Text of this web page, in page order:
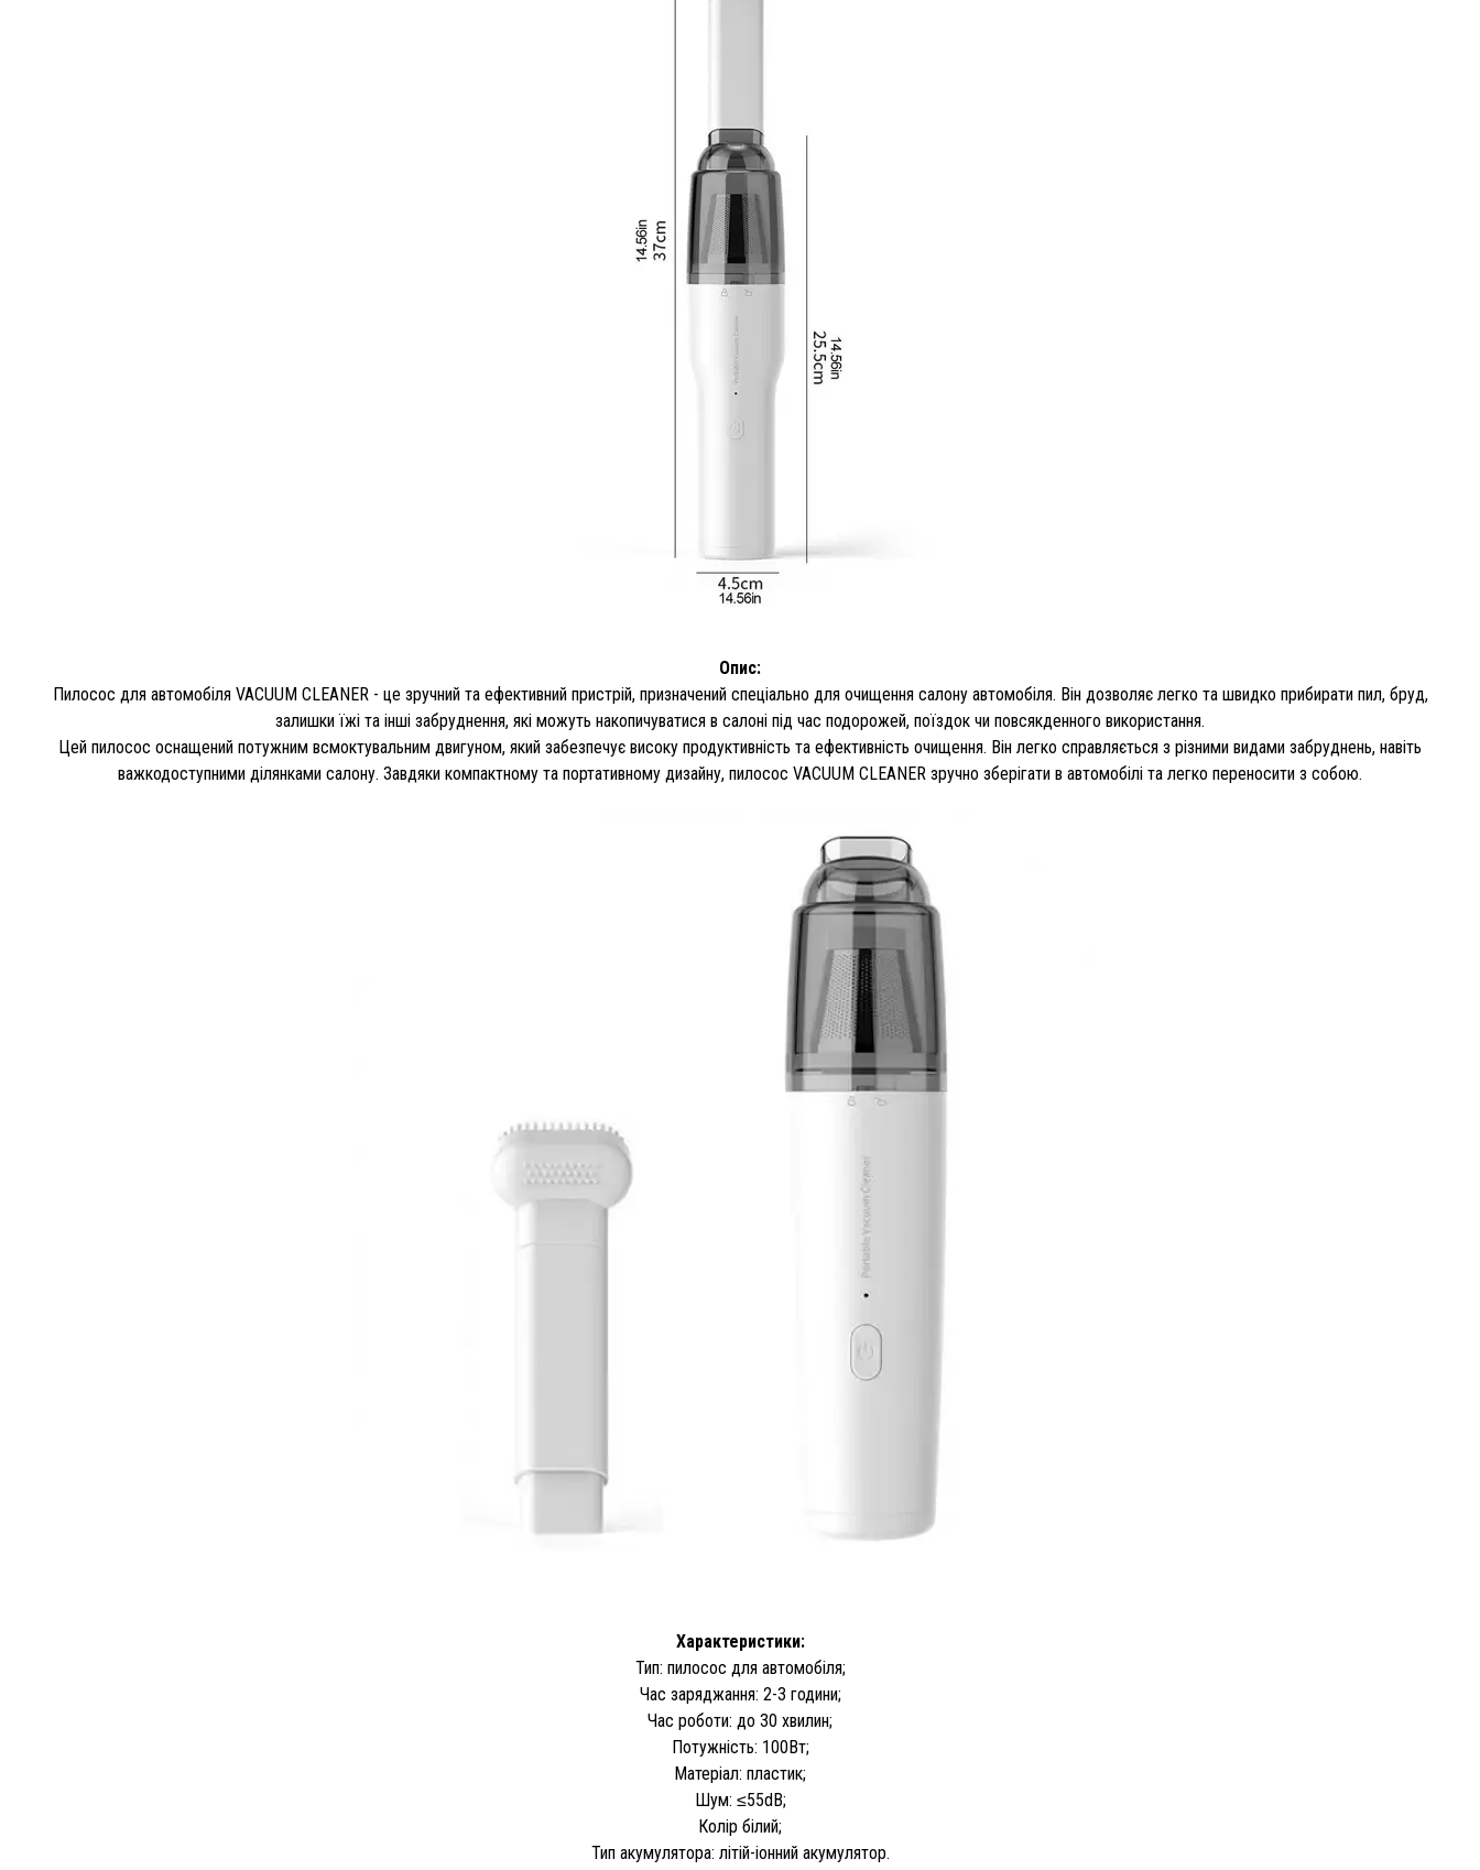
Опис:
Пилосос для автомобіля VACUUM CLEANER - це зручний та ефективний пристрій, призначений спеціально для очищення салону автомобіля. Він дозволяє легко та швидко прибирати пил, бруд,
залишки їжі та інші забруднення, які можуть накопичуватися в салоні під час подорожей, поїздок чи повсякденного використання.
Цей пилосос оснащений потужним всмоктувальним двигуном, який забезпечує високу продуктивність та ефективність очищення. Він легко справляється з різними видами забруднень, навіть
важкодоступними ділянками салону. Завдяки компактному та портативному дизайну, пилосос VACUUM CLEANER зручно зберігати в автомобілі та легко переносити з собою.
Характеристики:
Тип: пилосос для автомобіля;
Час заряджання: 2-3 години;
Час роботи: до 30 хвилин;
Потужність: 100Вт;
Матеріал: пластик;
Шум: ≤55dB;
Колір білий;
Тип акумулятора: літій-іонний акумулятор.